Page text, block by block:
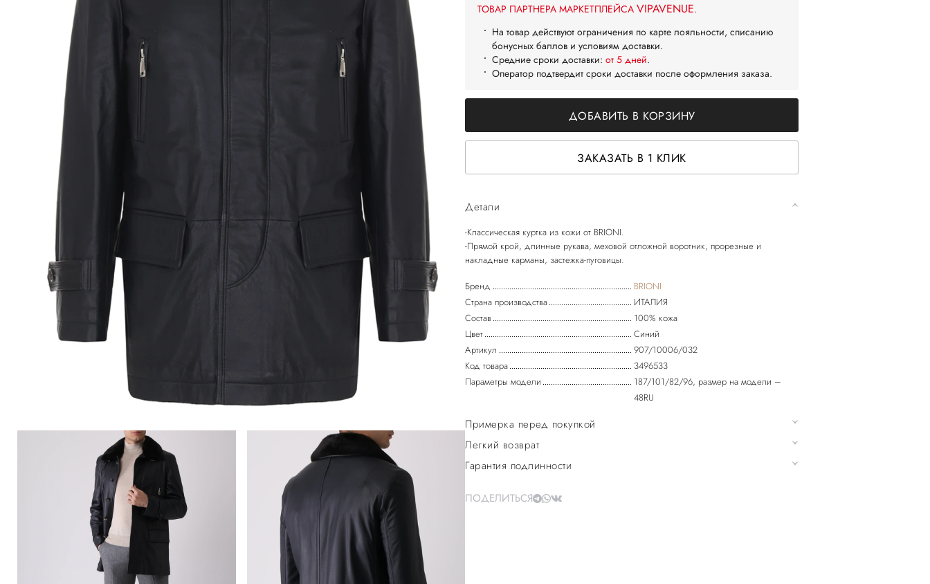
ТОВАР ПАРТНЕРА МАРКЕТПЛЕЙСА VIPAVENUE.
На товар действуют ограничения по карте лояльности, списанию
бонусных баллов и условиям доставки.
Средние сроки доставки: от 5 дней.
Оператор подтвердит сроки доставки после оформления заказа.
ДОБАВИТЬ В КОРЗИНУ
ЗАКАЗАТЬ В 1 КЛИК
Детали
-Классическая куртка из кожи от BRIONI.
-Прямой крой, длинные рукава, меховой отложной воротник, прорезные и
накладные карманы, застежка-пуговицы.
Бренд
BRIONI
Страна производства
ИТАЛИЯ
Состав
100% кожа
Цвет
Синий
Артикул
907/10006/032
Код товара
3496533
Параметры модели
187/101/82/96, размер на модели –
48RU
Примерка перед покупкой
Легкий возврат
Гарантия подлинности
ПОДЕЛИТЬСЯ